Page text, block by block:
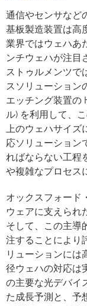
通信やセンサなど
基板製造装置は高
業界ではウェハあ
ンチウェハが注目
ストゥルメンツで
スソリューション
エッチング装置の
ル) を利用して、
上のウェハサイズ
応ソリューション
ればならない工程
や複雑なプロセス
オックスフォード
ウェアに支えられ
そして、この主導
注することにより
リューションには
径ウェハの対応は
の主要な光デバイ
た成長予測と、予